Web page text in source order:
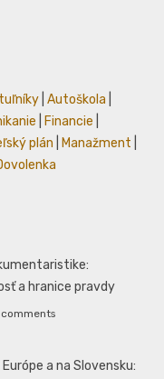
Autoškola
Financie
plán Manažment
a hranice pravdy
comments
a na Slovensku: